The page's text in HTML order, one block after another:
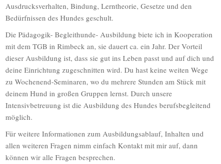
Ausdrucksverhalten, Bindung, Lerntheorie, Gesetze und den
Bedürfnissen des Hundes geschult.
Die Pädagogik- Begleithunde- Ausbildung biete ich in Kooperation
mit dem TGB in Rimbeck an, sie dauert ca. ein Jahr. Der Vorteil
dieser Ausbildung ist, dass sie gut ins Leben passt und auf dich und
deine Einrichtung zugeschnitten wird. Du hast keine weiten Wege
zu Wochenend-Seminaren, wo du mehrere Stunden am Stück mit
deinem Hund in großen Gruppen lernst. Durch unsere
Intensivbetreuung ist die Ausbildung des Hundes berufsbegleitend
möglich.
Für weitere Informationen zum Ausbildungsablauf, Inhalten und
allen weiteren Fragen nimm einfach Kontakt mit mir auf, dann
können wir alle Fragen besprechen.